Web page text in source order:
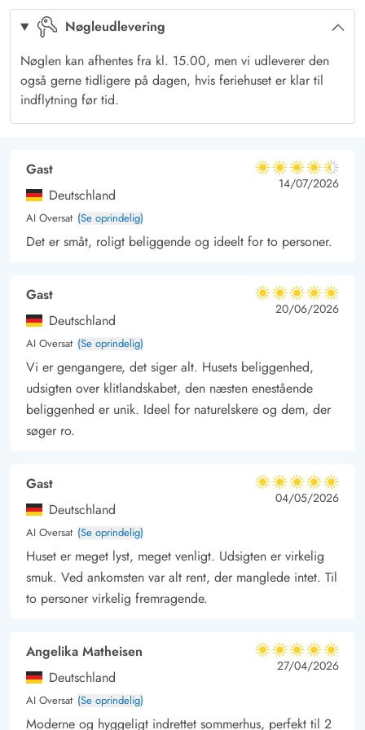
Terrasse med panoramaudsigt til klitterne
Dette charmerende feriehus har en delvis afskærmet terrasse,
hvor I kan slappe af og nyde duften og brusen af Vesterhavet.
Nyd den fantastiske udsigt over det smukke hede- og
klitlandskab omkring Hvide Sande, mens I slapper af i
havemøblerne. Når det er tid til aftensmad, kan I stege nogle
Nøgleudlevering
Nøglen kan afhentes fra kl. 15.00, men vi udleverer den
også gerne tidligere på dagen, hvis feriehuset er klar til
indflytning før tid.
Gast
Deutschland
AI Oversat (Se oprindelig)
4.5 ud af 5
4.5 ud af 5
4.5 out of 5
14/07/2026
Det er småt, roligt beliggende og ideelt for to personer.
Gast
Deutschland
AI Oversat (Se oprindelig)
5 ud af 5
5 ud af 5
5 out of 5
20/06/2026
Vi er gengangere, det siger alt. Husets beliggenhed,
udsigten over klitlandskabet, den næsten enestående
beliggenhed er unik. Ideel for naturelskere og dem, der
søger ro.
Gast
Deutschland
AI Oversat (Se oprindelig)
5 ud af 5
5 ud af 5
5 out of 5
04/05/2026
Huset er meget lyst, meget venligt. Udsigten er virkelig
smuk. Ved ankomsten var alt rent, der manglede intet. Til
to personer virkelig fremragende.
Angelika Matheisen
Deutschland
AI Oversat (Se oprindelig)
5 ud af 5
5 ud af 5
5 out of 5
27/04/2026
Moderne og hyggeligt indrettet sommerhus, perfekt til 2